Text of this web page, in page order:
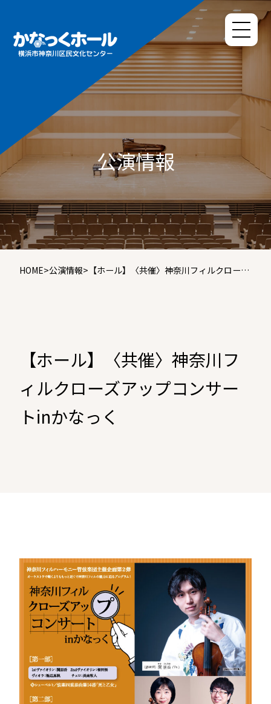
公演情報
HOME>公演情報> 【ホール】〈共催〉神奈川フィルクローズ
【ホール】〈共催〉神奈川フ
ィルクローズアップコンサー
トinかなっく